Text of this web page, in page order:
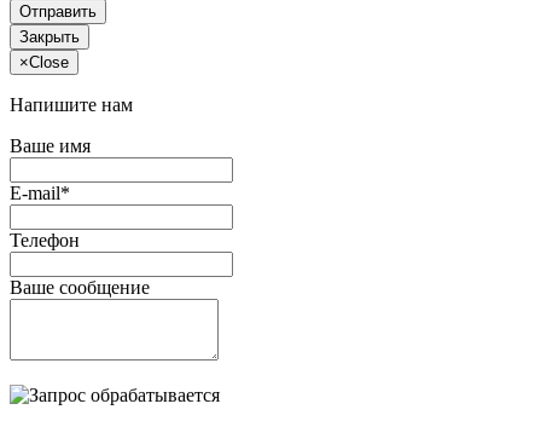
Отправить
Закрыть
×Close
Напишите нам
Ваше имя
E-mail*
Телефон
Ваше сообщение